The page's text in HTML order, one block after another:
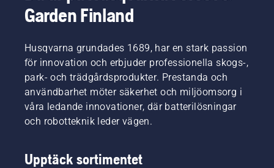
Garden Finland
Husqvarna grundades 1689, har en stark passion
för innovation och erbjuder professionella skogs-,
park- och trädgårdsprodukter. Prestanda och
användbarhet möter säkerhet och miljöomsorg i
våra ledande innovationer, där batterilösningar
och robotteknik leder vägen.
Upptäck sortimentet